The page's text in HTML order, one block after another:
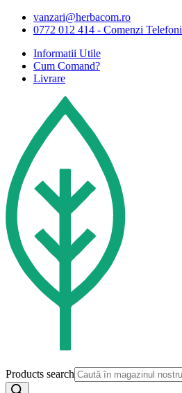
vanzari@herbacom.ro
0772 012 414 - Comenzi
Informatii Utile
Cum Comand?
Livrare
Products search